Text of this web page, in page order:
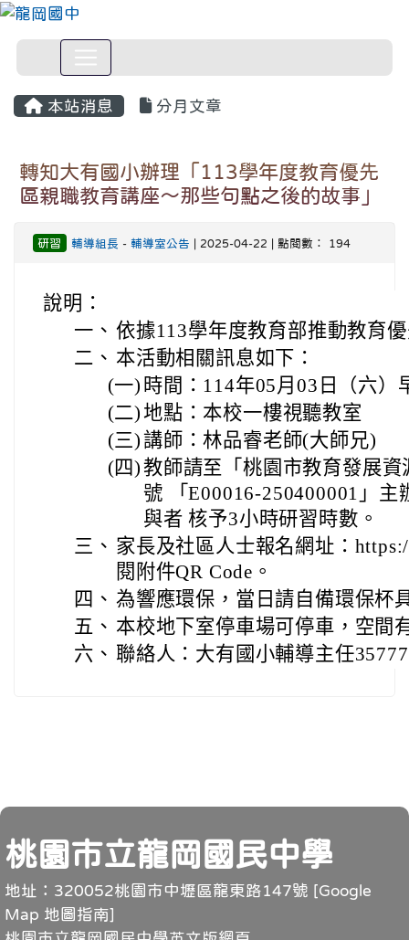
本站消息 分月文章
轉知大有國小辦理「113學年度教育優先
區親職教育講座～那些句點之後的故事」
研習 輔導組長 - 輔導室公告 | 2025-04-22 | 點閱數： 194
說明：
一、 依據113學年度教育部推動教育
二、 本活動相關訊息如下：
(一) 時間：114年05月03日（六）
(二)地點：本校一樓視聽教室
(三)講師：林品睿老師(大師兄)
(四)教師請至「桃園市教育發展
號 「E00016-250400001」
與者 核予3小時研習時數。
三、 家長及社區人士報名網址：
閱附件QR Code。
四、 為響應環保，當日請自備環保杯
五、 本校地下室停車場可停車，空間
六、 聯絡人：大有國小輔導主任
頁尾
桃園市立龍岡國民中學
地址：320052桃園市中壢區龍東路147號 [Google
Map 地圖指南]